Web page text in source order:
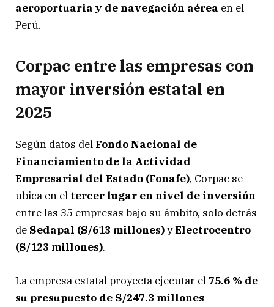
aeroportuaria y de navegación aérea en el
Perú.
Corpac entre las empresas con
mayor inversión estatal en
2025
Según datos del Fondo Nacional de
Financiamiento de la Actividad
Empresarial del Estado (Fonafe), Corpac se
ubica en el tercer lugar en nivel de inversión
entre las 35 empresas bajo su ámbito, solo detrás
de Sedapal (S/613 millones)yElectrocentro
(S/123 millones).
La empresa estatal proyecta ejecutar el75.6 % de
su presupuesto de S/247.3 millones